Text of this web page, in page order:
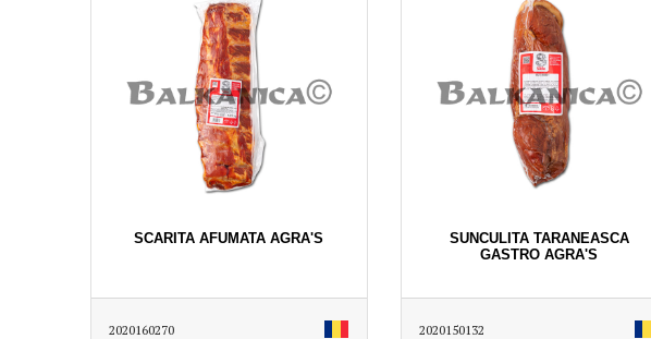
SCARITA AFUMATA AGRA'S
2020160270
SUNCULITA TARANEASCA
GASTRO AGRA'S
2020150132